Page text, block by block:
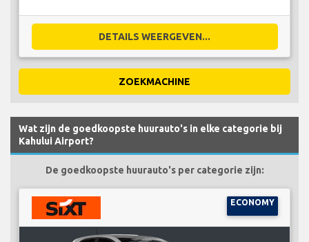
DETAILS WEERGEVEN...
ZOEKMACHINE
Wat zijn de goedkoopste huurauto's in elke categorie bij
Kahului Airport?
De goedkoopste huurauto's per categorie zijn:
ECONOMY